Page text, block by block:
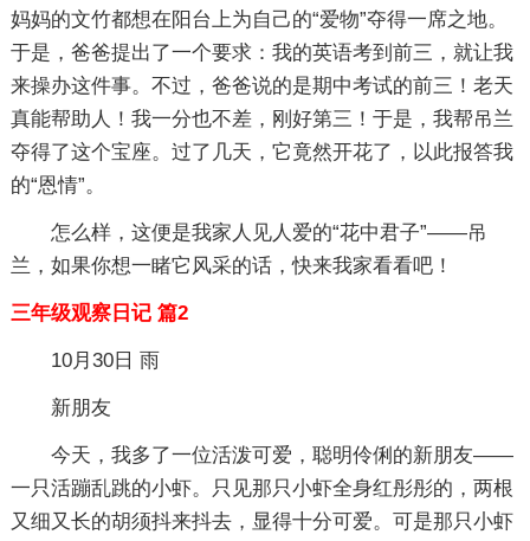
妈妈的文竹都想在阳台上为自己的“爱物”夺得一席之地。
于是，爸爸提出了一个要求：我的英语考到前三，就让我
来操办这件事。不过，爸爸说的是期中考试的前三！老天
真能帮助人！我一分也不差，刚好第三！于是，我帮吊兰
夺得了这个宝座。过了几天，它竟然开花了，以此报答我
的“恩情”。
怎么样，这便是我家人见人爱的“花中君子”——吊
兰，如果你想一睹它风采的话，快来我家看看吧！
三年级观察日记 篇2
10月30日 雨
新朋友
今天，我多了一位活泼可爱，聪明伶俐的新朋友——
一只活蹦乱跳的小虾。只见那只小虾全身红彤彤的，两根
又细又长的胡须抖来抖去，显得十分可爱。可是那只小虾